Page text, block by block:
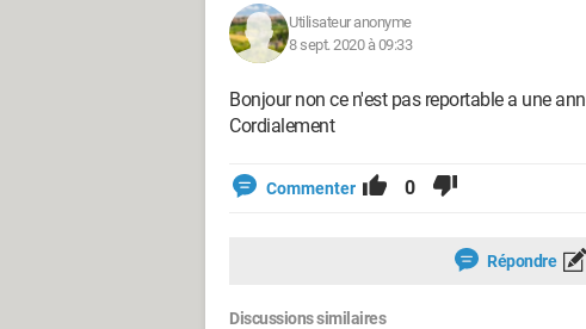
Utilisateur anonyme
8 sept. 2020 à 09:33
Bonjour non ce n'est pas reportable a une
Cordialement
Commenter 0
Répondre
Discussions similaires